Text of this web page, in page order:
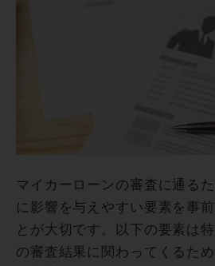
マイカーローンの審査に通る
に影響を与えやすい要素を事
とが大切です。以下の要素は
の審査結果に関わってくるた